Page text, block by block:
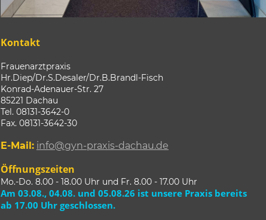
Kontakt
Frauenarztpraxis
Hr.Diep/Dr.S.Desaler/Dr.B.Brandl-Fisch
Konrad-Adenauer-Str. 27
85221 Dachau
Tel. 08131-3642-0
Fax. 08131-3642-30
E-Mail: info@gyn-praxis-dachau.de
Öffnungszeiten
Mo.-Do. 8.00 - 18.00 Uhr und Fr. 8.00 - 17.00 Uhr
Am 03.08., 04.08. und 05.08.26 ist unsere Praxis bereits
ab 17.00 Uhr geschlossen.